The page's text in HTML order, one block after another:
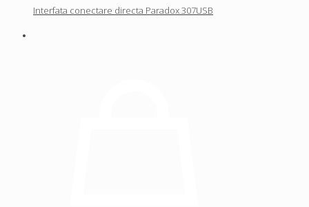
Interfata conectare directa Paradox 307USB